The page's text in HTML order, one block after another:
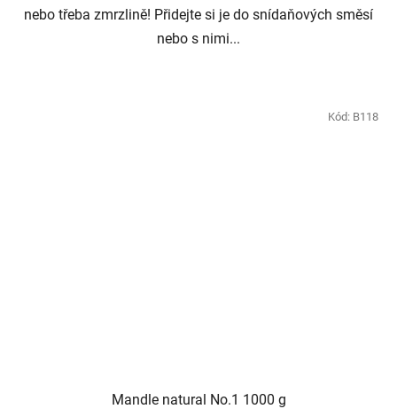
nebo třeba zmrzlině! Přidejte si je do snídaňových směsí
nebo s nimi...
Mandle natural No.1 1000 g
Kód: B118